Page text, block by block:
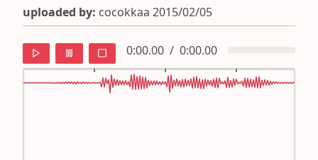
uploaded by: cocokkaa 2015/02/05
0:00.00 / 0:00.00